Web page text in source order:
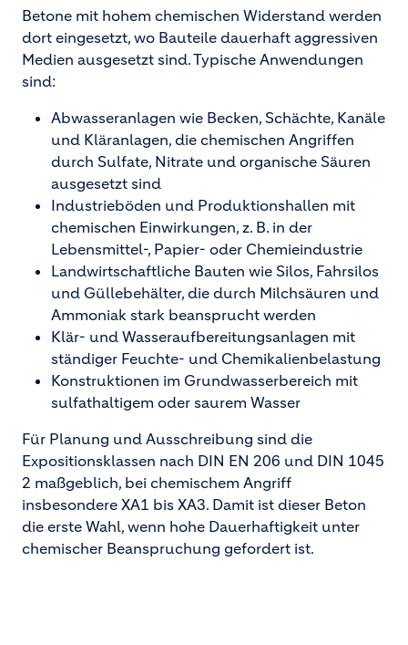
Betone mit hohem chemischen Widerstand werden
dort eingesetzt, wo Bauteile dauerhaft aggressiven
Medien ausgesetzt sind. Typische Anwendungen
sind:
Abwasseranlagen wie Becken, Schächte, Kanäle
und Kläranlagen, die chemischen Angriffen
durch Sulfate, Nitrate und organische Säuren
ausgesetzt sind
Industrieböden und Produktionshallen mit
chemischen Einwirkungen, z. B. in der
Lebensmittel-, Papier- oder Chemieindustrie
Landwirtschaftliche Bauten wie Silos, Fahrsilos
und Güllebehälter, die durch Milchsäuren und
Ammoniak stark beansprucht werden
Klär- und Wasseraufbereitungsanlagen mit
ständiger Feuchte- und Chemikalienbelastung
Konstruktionen im Grundwasserbereich mit
sulfathaltigem oder saurem Wasser
Für Planung und Ausschreibung sind die
Expositionsklassen nach DIN EN 206 und DIN 1045
2 maßgeblich, bei chemischem Angriff
insbesondere XA1 bis XA3. Damit ist dieser Beton
die erste Wahl, wenn hohe Dauerhaftigkeit unter
chemischer Beanspruchung gefordert ist.